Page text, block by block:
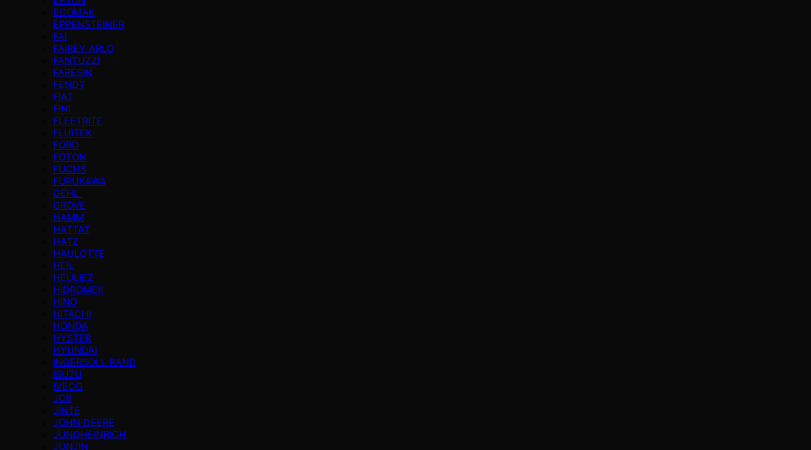
ECOMAK
EPPENSTEINER
FAI
FAIREY ARLO
FANTUZZI
FARESIN
FENDT
FIAT
FINI
FLEETRITE
FLUITEK
FORD
FOTON
FUCHS
FURUKAWA
GEHL
GROVE
HAMM
HATTAT
HATZ
HAULOTTE
HEIL
HEULIEZ
HİDROMEK
HINO
HITACHI
HONDA
HYSTER
HYUNDAI
INGERSOLL RAND
ISUZU
IVECO
JCB
JİNTE
JOHN DEERE
JUNGHEINRICH
JUNJIN